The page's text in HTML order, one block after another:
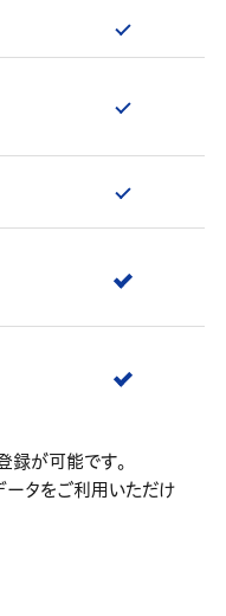
が可能です。
タをご利用いただけ